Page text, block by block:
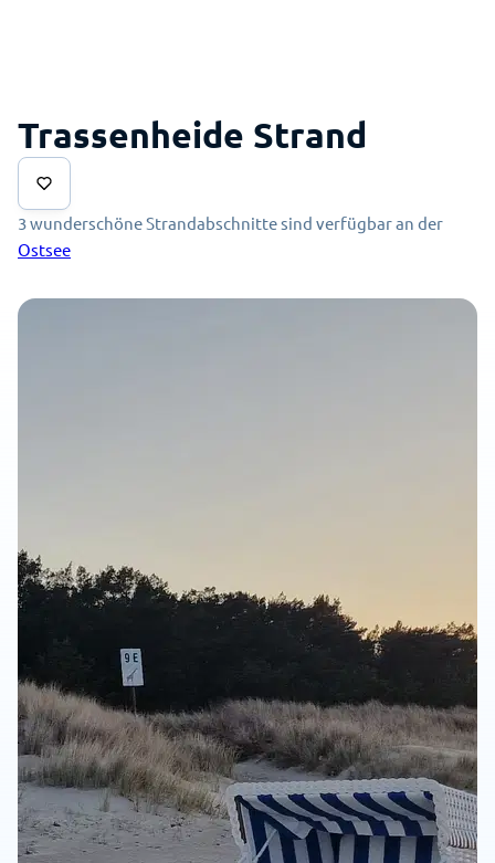
Trassenheide Strand
3 wunderschöne Strandabschnitte sind verfügbar an der
Ostsee